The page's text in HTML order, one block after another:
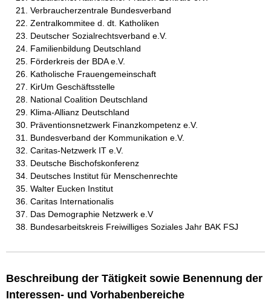
Verbraucherzentrale Bundesverband
Zentralkommitee d. dt. Katholiken
Deutscher Sozialrechtsverband e.V.
Familienbildung Deutschland
Förderkreis der BDA e.V.
Katholische Frauengemeinschaft
KirUm Geschäftsstelle
National Coalition Deutschland
Klima-Allianz Deutschland
Präventionsnetzwerk Finanzkompetenz e.V.
Bundesverband der Kommunikation e.V.
Caritas-Netzwerk IT e.V.
Deutsche Bischofskonferenz
Deutsches Institut für Menschenrechte
Walter Eucken Institut
Caritas Internationalis
Das Demographie Netzwerk e.V
Bundesarbeitskreis Freiwilliges Soziales Jahr BAK FSJ
Beschreibung der Tätigkeit sowie Benennung der
Interessen- und Vorhabenbereiche